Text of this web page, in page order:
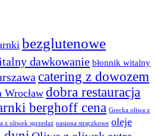
bezglutenowe
dawkowanie błonnik witalny
catering z dowozem
Wrocław dobra restauracja
berghoff cena Grecka oliwa z
z oliwek sprzedaż nasiona strączkowe oleje